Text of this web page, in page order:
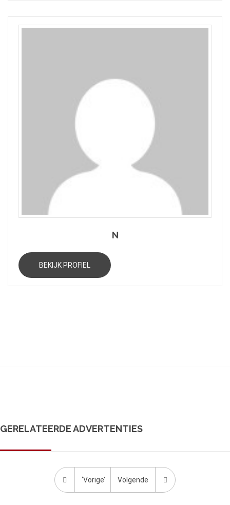
N
BEKIJK PROFIEL
GERELATEERDE ADVERTENTIES
‘Vorige’ Volgende